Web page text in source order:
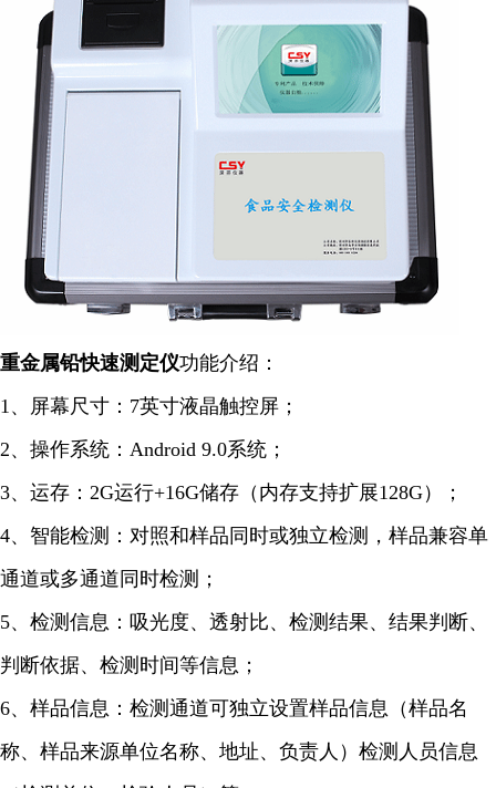
重金属铅快速测定仪功能介绍：
1、屏幕尺寸：7英寸液晶触控屏；
2、操作系统：Android 9.0系统；
3、运存：2G运行+16G储存（内存支持扩展128G）；
4、智能检测：对照和样品同时或独立检测，样品兼容单
通道或多通道同时检测；
5、检测信息：吸光度、透射比、检测结果、结果判断、
判断依据、检测时间等信息；
6、样品信息：检测通道可独立设置样品信息（样品名
称、样品来源单位名称、地址、负责人）检测人员信息